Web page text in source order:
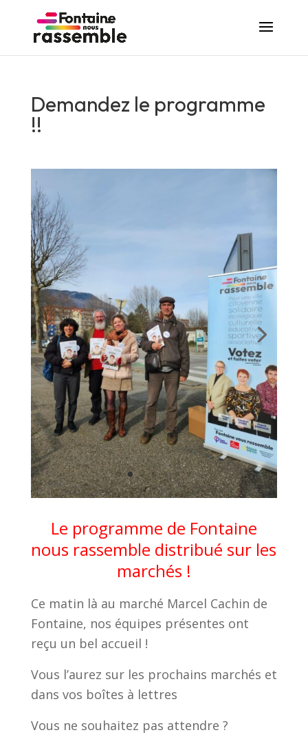
Demandez le programme
!!
Le programme de Fontaine
nous rassemble distribué sur les
marchés !
Ce matin là au marché Marcel Cachin de
Fontaine, nos équipes présentes ont
reçu un bel accueil !
Vous l’aurez sur les prochains marchés et
dans vos boîtes à lettres
Vous ne souhaitez pas attendre ?